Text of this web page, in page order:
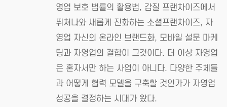
영업 보호 법률의 활용법, 갑질 프랜차이즈에서
뛰쳐나와 새롭게 진화하는 소셜프랜차이즈, 자
영업 자신의 온라인 브랜드화, 모바일 설문 마케
팅과 자영업의 결합이 그것이다. 더 이상 자영업
은 혼자서만 하는 사업이 아니다. 다양한 주체들
과 어떻게 협력 모델을 구축할 것인가가 자영업
성공을 결정하는 시대가 왔다.